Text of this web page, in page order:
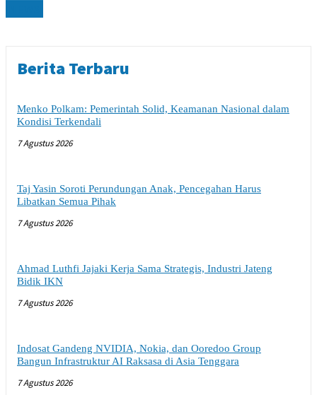
Berita Terbaru
Menko Polkam: Pemerintah Solid, Keamanan Nasional dalam
Kondisi Terkendali
7 Agustus 2026
Taj Yasin Soroti Perundungan Anak, Pencegahan Harus
Libatkan Semua Pihak
7 Agustus 2026
Ahmad Luthfi Jajaki Kerja Sama Strategis, Industri Jateng
Bidik IKN
7 Agustus 2026
Indosat Gandeng NVIDIA, Nokia, dan Ooredoo Group
Bangun Infrastruktur AI Raksasa di Asia Tenggara
7 Agustus 2026